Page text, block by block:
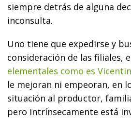
siempre detrás de alguna
inconsulta.
Uno tiene que expedirse y
consideración de las filiales,
elementales como es Vicentin
le mejoran ni empeoran, en
situación al productor,
pero intrínsecamente está